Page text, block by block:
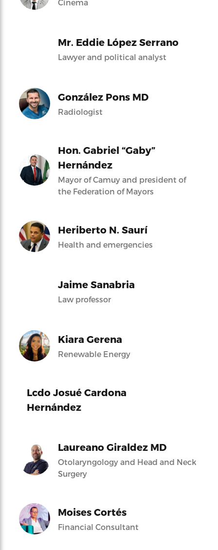
Cinema
Mr. Eddie López Serrano
Lawyer and political analyst
González Pons MD
Radiologist
Hon. Gabriel “Gaby”
Hernández
Mayor of Camuy and president of
the Federation of Mayors
Heriberto N. Saurí
Health and emergencies
Jaime Sanabria
Law professor
Kiara Gerena
Renewable Energy
Lcdo Josué Cardona
Hernández
Laureano Giraldez MD
Otolaryngology and Head and Neck
Surgery
Moises Cortés
Financial Consultant